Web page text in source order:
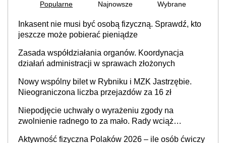
Popularne Najnowsze Wybrane
Inkasent nie musi być osobą fizyczną. Sprawdź, kto
jeszcze może pobierać pieniądze
Zasada współdziałania organów. Koordynacja
działań administracji w sprawach złożonych
Nowy wspólny bilet w Rybniku i MZK Jastrzębie.
Nieograniczona liczba przejazdów za 16 zł
Niepodjęcie uchwały o wyrażeniu zgody na
zwolnienie radnego to za mało. Rady wciąż
Aktywność fizyczna Polaków 2026 – ile osób ćwiczy